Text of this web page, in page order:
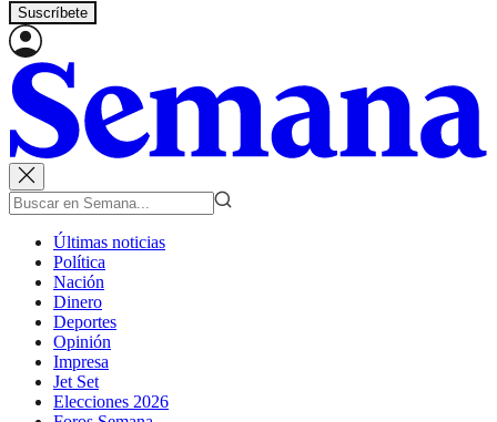
Suscríbete
Últimas noticias
Política
Nación
Dinero
Deportes
Opinión
Impresa
Jet Set
Elecciones 2026